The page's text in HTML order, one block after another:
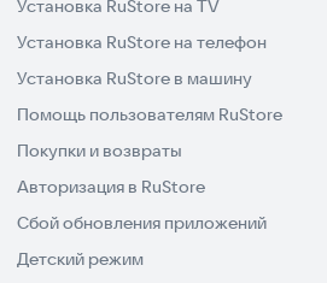
Установка RuStore на TV
Установка RuStore на телефон
Установка RuStore в машину
Помощь пользователям RuStore
Покупки и возвраты
Авторизация в RuStore
Сбой обновления приложений
Детский режим